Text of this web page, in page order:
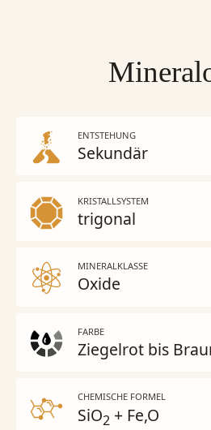
ENTSTEHUNG
Sekundär
KRISTALLSYSTEM
trigonal
MINERALKLASSE
Oxide
FARBE
Ziegelrot bis
CHEMISCHE FORMEL
SiO2 + Fe,O